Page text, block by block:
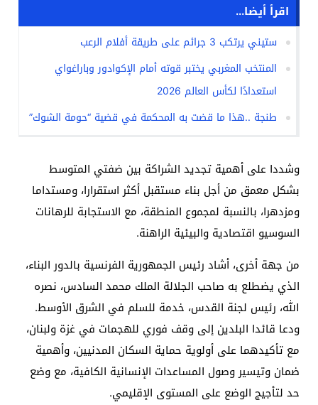
اقرأ أيضا...
ستيني يرتكب 3 جرائم على طريقة أفلام الرعب
المنتخب المغربي يختبر قوته أمام الإكوادور وباراغواي
استعدادًا لكأس العالم 2026
طنجة ..هذا ما قضت به المحكمة في قضية “حومة الشوك”
وشددا على أهمية تجديد الشراكة بين ضفتي المتوسط
بشكل معمق من أجل بناء مستقبل أكثر استقرارا، ومستداما
ومزدهرا، بالنسبة لمجموع المنطقة، مع الاستجابة للرهانات
السوسيو اقتصادية والبيئية الراهنة.
من جهة أخرى، أشاد رئيس الجمهورية الفرنسية بالدور البناء،
الذي يضطلع به صاحب الجلالة الملك محمد السادس، نصره
الله، رئيس لجنة القدس، خدمة للسلم في الشرق الأوسط.
ودعا قائدا البلدين إلى وقف فوري للهجمات في غزة ولبنان،
مع تأكيدهما على أولوية حماية السكان المدنيين، وأهمية
ضمان وتيسير وصول المساعدات الإنسانية الكافية، مع وضع
حد لتأجيج الوضع على المستوى الإقليمي.